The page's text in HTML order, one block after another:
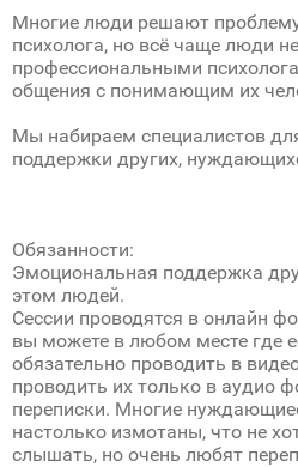
Многие люди решают
психолога, но всё чаще люди
профессиональными
общения с понимающим их
Мы набираем специалистов
поддержки других,
Обязанности:
Эмоциональная поддержка
этом людей.
Сессии проводятся в онлайн
вы можете в любом месте где
обязательно проводить в
проводить их только в аудио
переписки. Многие
настолько измотаны, что не
слышать, но очень любят